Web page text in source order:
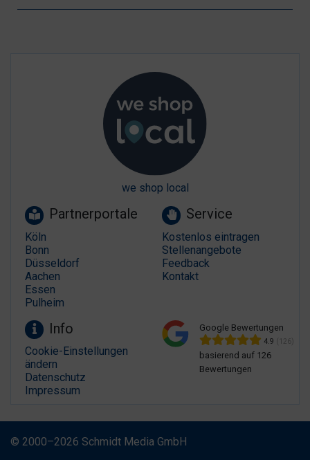
we shop local
Partnerportale
Köln
Bonn
Düsseldorf
Aachen
Essen
Pulheim
Service
Kostenlos eintragen
Stellenangebote
Feedback
Kontakt
Info
Cookie-Einstellungen
ändern
Datenschutz
Impressum
Google Bewertungen
4.9 (126)
basierend auf 126
Bewertungen
© 2000–2026 Schmidt Media GmbH